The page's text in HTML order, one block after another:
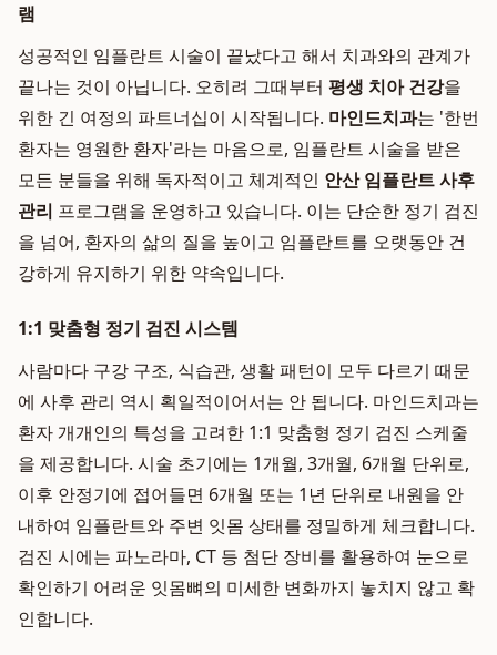
램
성공적인 임플란트 시술이 끝났다고 해서 치과와의 관계가
끝나는 것이 아닙니다. 오히려 그때부터 평생 치아 건강을
위한 긴 여정의 파트너십이 시작됩니다. 마인드치과는 '한번
환자는 영원한 환자'라는 마음으로, 임플란트 시술을 받은
모든 분들을 위해 독자적이고 체계적인 안산 임플란트 사후
관리 프로그램을 운영하고 있습니다. 이는 단순한 정기 검진
을 넘어, 환자의 삶의 질을 높이고 임플란트를 오랫동안 건
강하게 유지하기 위한 약속입니다.
1:1 맞춤형 정기 검진 시스템
사람마다 구강 구조, 식습관, 생활 패턴이 모두 다르기 때문
에 사후 관리 역시 획일적이어서는 안 됩니다. 마인드치과는
환자 개개인의 특성을 고려한 1:1 맞춤형 정기 검진 스케줄
을 제공합니다. 시술 초기에는 1개월, 3개월, 6개월 단위로,
이후 안정기에 접어들면 6개월 또는 1년 단위로 내원을 안
내하여 임플란트와 주변 잇몸 상태를 정밀하게 체크합니다.
검진 시에는 파노라마, CT 등 첨단 장비를 활용하여 눈으로
확인하기 어려운 잇몸뼈의 미세한 변화까지 놓치지 않고 확
인합니다.